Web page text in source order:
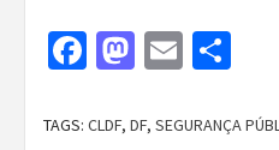
Facebook
Mastodon
Email
TAGS: CLDF, DF, SEGURANÇA